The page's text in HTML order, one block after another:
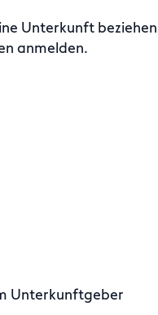
Unterkunft
anmelden.
Unterkunftgeber